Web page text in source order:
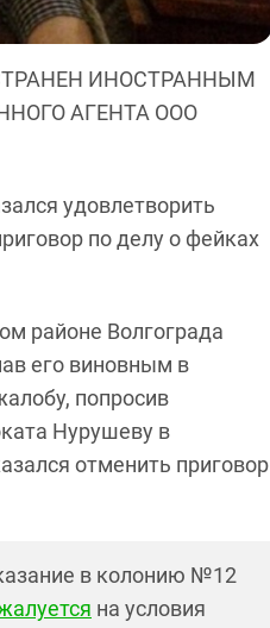
ИНОСТРАННЫМ
АГЕНТА ООО
удовлетворить
по делу о фейках
районе Волгограда
его виновным в
попросив
Нурушеву в
отменить приговор
в колонию №12
на условия